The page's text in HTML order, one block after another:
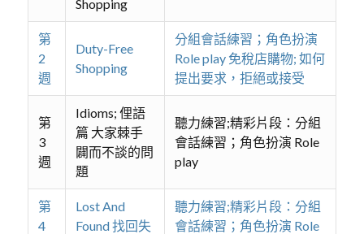
Shopping
第
2
週
Duty-Free
Shopping
分組會話練習；角色扮演
Role play 免稅店購物; 如何
提出要求，拒絕或接受
第
3
週
Idioms; 俚語
篇 大家棘手
闢而不談的問
題
聽力練習;精彩片段：分組
會話練習；角色扮演 Role
play
第
4
Lost And
Found 找回失
聽力練習;精彩片段：分組
會話練習；角色扮演 Role